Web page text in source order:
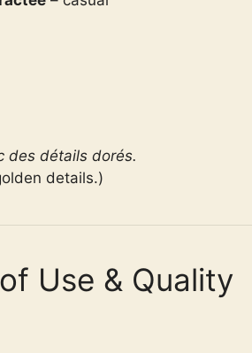
des détails dorés.
details.)
Use & Quality